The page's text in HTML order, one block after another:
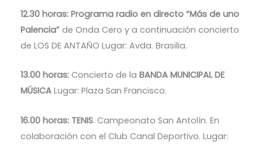
12.30 horas: Programa radio en directo “Más de uno
Palencia”de Onda Cero y a continuación concierto
de LOS DE ANTAÑO Lugar: Avda. Brasilia.
13.00 horas:Concierto de la BANDA MUNICIPAL DE
MÚSICALugar: Plaza San Francisco.
16.00 horas: TENIS. Campeonato San Antolín. En
colaboración con el Club Canal Deportivo. Lugar: